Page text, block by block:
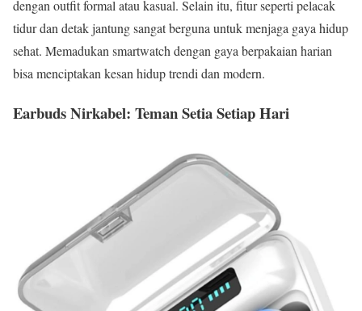
dengan outfit formal atau kasual. Selain itu, fitur seperti pelacak
tidur dan detak jantung sangat berguna untuk menjaga gaya hidup
sehat. Memadukan smartwatch dengan gaya berpakaian harian
bisa menciptakan kesan hidup trendi dan modern.
Earbuds Nirkabel: Teman Setia Setiap Hari